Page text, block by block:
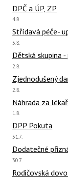
DPČ a ÚP, ZP
Poslední
4.8.
Střídavá péče-
Poslední
3.8.
Dětská skupina
Poslední
2.8.
Zjednodušený
Poslední
2.8.
Náhrada za
Poslední
1.8.
DPP Pokuta
Poslední
31.7.
Dodatečné
Poslední
30.7.
Rodičovská